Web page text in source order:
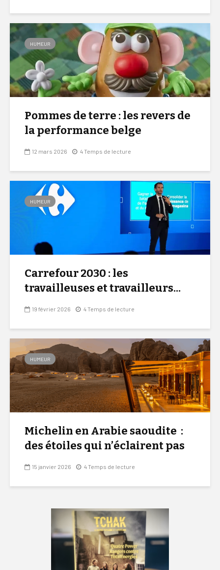
HUMEUR
Pommes de terre : les revers de
la performance belge
12 mars 2026 4 Temps de lecture
HUMEUR
Carrefour 2030 : les
travailleuses et travailleurs...
19 février 2026 4 Temps de lecture
HUMEUR
Michelin en Arabie saoudite :
des étoiles qui n’éclairent pas
15 janvier 2026 4 Temps de lecture